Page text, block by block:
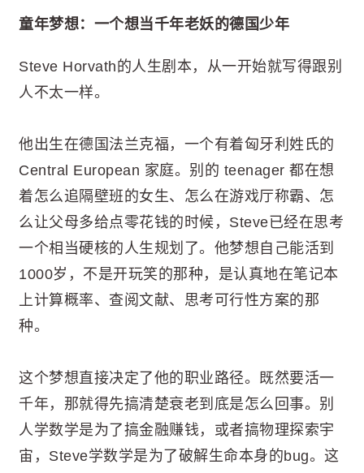
童年梦想：一个想当千年老妖的德国少年
Steve Horvath的人生剧本，从一开始就写得跟别
人不太一样。
他出生在德国法兰克福，一个有着匈牙利姓氏的
Central European 家庭。别的 teenager 都在想
着怎么追隔壁班的女生、怎么在游戏厅称霸、怎
么让父母多给点零花钱的时候，Steve已经在思考
一个相当硬核的人生规划了。他梦想自己能活到
1000岁，不是开玩笑的那种，是认真地在笔记本
上计算概率、查阅文献、思考可行性方案的那
种。
这个梦想直接决定了他的职业路径。既然要活一
千年，那就得先搞清楚衰老到底是怎么回事。别
人学数学是为了搞金融赚钱，或者搞物理探索宇
宙，Steve学数学是为了破解生命本身的bug。这